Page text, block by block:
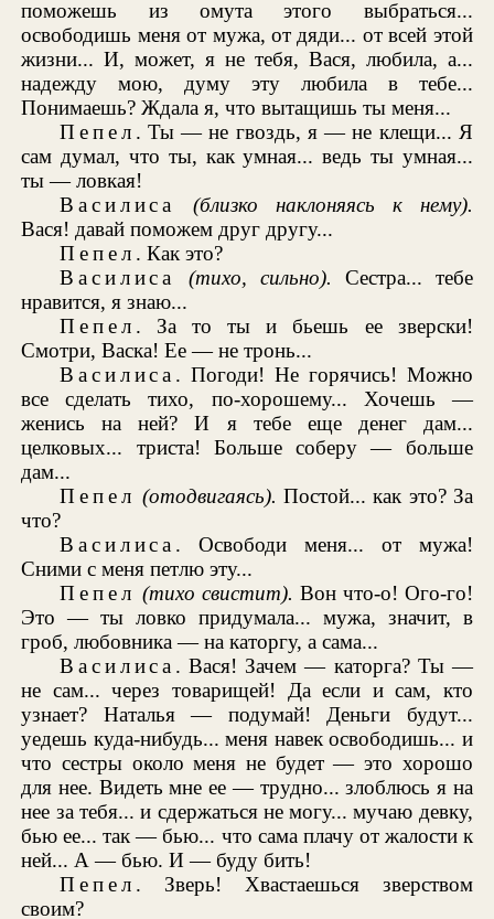
поможешь из омута этого выбраться...
освободишь меня от мужа, от дяди... от всей этой
жизни... И, может, я не тебя, Вася, любила, а...
надежду мою, думу эту любила в тебе...
Понимаешь? Ждала я, что вытащишь ты меня...
Пепел . Ты — не гвоздь, я — не клещи... Я
сам думал, что ты, как умная... ведь ты умная...
ты — ловкая!
Василиса
(близко наклоняясь к нему).
Вася! давай поможем друг другу...
Пепел . Как это?
Василиса
(тихо, сильно). Сестра... тебе
нравится, я знаю...
Пепел . За то ты и бьешь ее зверски!
Смотри, Васка! Ее — не тронь...
Василиса . Погоди! Не горячись! Можно
все сделать тихо, по-хорошему... Хочешь —
женись на ней? И я тебе еще денег дам...
целковых... триста! Больше соберу — больше
дам...
Пепел (отодвигаясь). Постой... как это? За
что?
Василиса . Освободи меня... от мужа!
Сними с меня петлю эту...
Пепел (тихо свистит). Вон что-о! Ого-го!
Это — ты ловко придумала... мужа, значит, в
гроб, любовника — на каторгу, а сама...
Василиса . Вася! Зачем — каторга? Ты —
не сам... через товарищей! Да если и сам, кто
узнает? Наталья — подумай! Деньги будут...
уедешь куда-нибудь... меня навек освободишь... и
что сестры около меня не будет — это хорошо
для нее. Видеть мне ее — трудно... злоблюсь я на
нее за тебя... и сдержаться не могу... мучаю девку,
бью ее... так — бью... что сама плачу от жалости к
ней... А — бью. И — буду бить!
Пепел . Зверь! Хвастаешься зверством
своим?